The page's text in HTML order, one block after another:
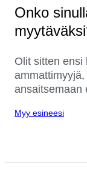
Onko
Olit sitten ensi
ansaitsemaan
Myy esineesi